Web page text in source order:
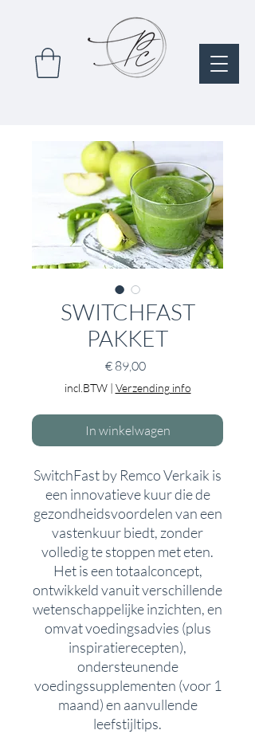
SWITCHFAST
PAKKET
€ 89,00Prijs
incl.BTW | Verzending info
In winkelwagen
SwitchFast by Remco Verkaik is
een innovatieve kuur die de
gezondheidsvoordelen van een
vastenkuur biedt, zonder
volledig te stoppen met eten.
Het is een totaalconcept,
ontwikkeld vanuit verschillende
wetenschappelijke inzichten, en
omvat voedingsadvies (plus
inspiratierecepten),
ondersteunende
voedingssupplementen (voor 1
maand) en aanvullende
leefstijltips.